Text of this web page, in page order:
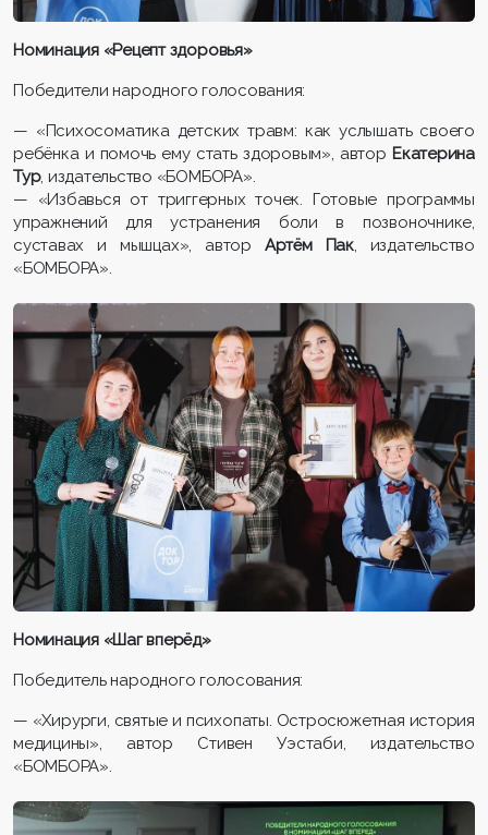
Номинация «Рецепт здоровья»
Победители народного голосования:
— «Психосоматика детских травм: как услышать своего
ребёнка и помочь ему стать здоровым», автор Екатерина
Тур, издательство «БОМБОРА».
— «Избавься от триггерных точек. Готовые программы
упражнений для устранения боли в позвоночнике,
суставах и мышцах», автор Артём Пак, издательство
«БОМБОРА».
Номинация «Шаг вперёд»
Победитель народного голосования:
— «Хирурги, святые и психопаты. Остросюжетная история
медицины», автор Стивен Уэстаби, издательство
«БОМБОРА».